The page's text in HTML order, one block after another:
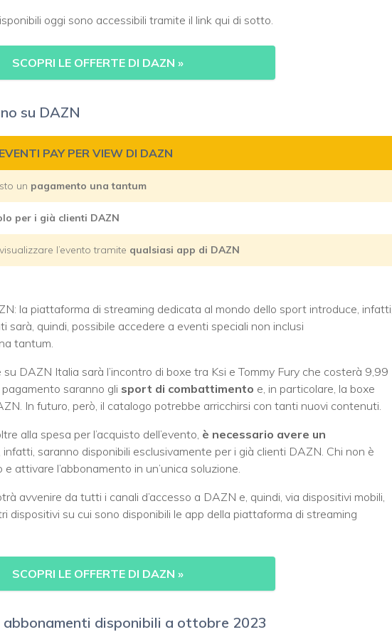
oggi sono accessibili tramite il link qui di sotto.
SCOPRI LE OFFERTE DI DAZN »
su DAZN
PAY PER VIEW DI DAZN
un pagamento una tantum
per i già clienti DAZN
l’evento tramite qualsiasi app di DAZN
la piattaforma di streaming dedicata al mondo dello sport introduce, infatti,
sarà, quindi, possibile accedere a eventi speciali non inclusi
tantum.
DAZN Italia sarà l’incontro di boxe tra Ksi e Tommy Fury che costerà 9,99
saranno gli sport di combattimento e, in particolare, la boxe
In futuro, però, il catalogo potrebbe arricchirsi con tanti nuovi contenuti.
alla spesa per l’acquisto dell’evento, è necessario avere un
infatti, saranno disponibili esclusivamente per i già clienti DAZN. Chi non è
attivare l’abbonamento in un’unica soluzione.
avvenire da tutti i canali d’accesso a DAZN e, quindi, via dispositivi mobili,
dispositivi su cui sono disponibili le app della piattaforma di streaming
SCOPRI LE OFFERTE DI DAZN »
disponibili a ottobre 2023